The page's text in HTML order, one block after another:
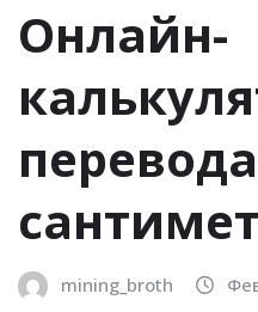
Онлайн-
mining_broth